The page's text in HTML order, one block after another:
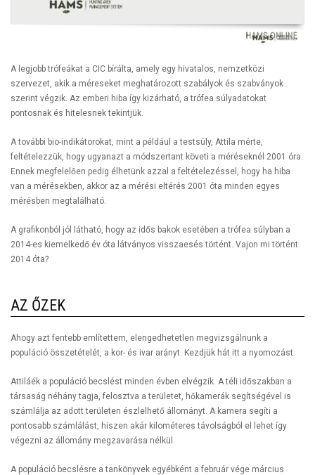
A legjobb trófeákat a CIC bírálta, amely egy hivatalos, nemzetközi
szervezet, akik a méreseket meghatározott szabályok és szabványok
szerint végzik. Az emberi hiba így kizárható, a trófea súlyadatokat
pontosnak és hitelesnek tekintjük.
A további bio-indikátorokat, mint a például a testsúly, Attila mérte,
feltételezzük, hogy ugyanazt a módszertant követi a méréseknél 2001 óra.
Ennek megfelelően pedig élhetünk azzal a feltételezéssel, hogy ha hiba
van a mérésekben, akkor az a mérési eltérés 2001 óta minden egyes
mérésben megtalálható.
A grafikonból jól látható, hogy az idős bakok esetében a trófea súlyban a
2014-es kiemelkedő év óta látványos visszaesés történt. Vajon mi történt
2014 óta?
AZ ŐZEK
Ahogy azt fentebb említettem, elengedhetetlen megvizsgálnunk a
populáció összetételét, a kor- és ivar arányt. Kezdjük hát itt a nyomozást.
Attiláék a populáció becslést minden évben elvégzik. A téli időszakban a
társaság néhány tagja, felosztva a területet, hőkamerák segítségével is
számlálja az adott területen észlelhető állományt. A kamera segíti a
pontosabb számlálást, hiszen akár kilométeres távolságból el lehet így
végezni az állomány megzavarása nélkül.
A populáció becslésre a tankönyvek egyébként a február vége március